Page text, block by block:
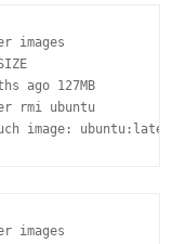
images
ago 127MB
rmi ubuntu
image: ubuntu:latest
images